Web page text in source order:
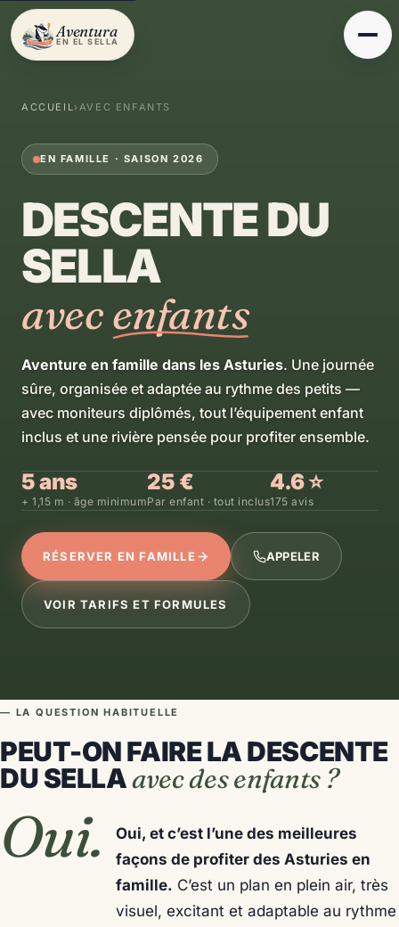
Aventura
EN EL SELLA
ACCUEIL›AVEC ENFANTS
EN FAMILLE · SAISON 2026
DESCENTE DU
SELLA
avecenfants
Aventure en famille dans les Asturies. Une journée
sûre, organisée et adaptée au rythme des petits —
avec moniteurs diplômés, tout l’équipement enfant
inclus et une rivière pensée pour profiter ensemble.
5 ans
+ 1,15 m · âge minimum
25 €
Par enfant · tout inclus
4.6 ⭐
175 avis
RÉSERVER EN FAMILLE APPELER
VOIR TARIFS ET FORMULES
— LA QUESTION HABITUELLE
PEUT-ON FAIRE LA DESCENTE
DU SELLAavec des enfants ?
Oui.
Oui, et c’est l’une des meilleures
façons de profiter des Asturies en
famille. C’est un plan en plein air, très
visuel, excitant et adaptable au rythme